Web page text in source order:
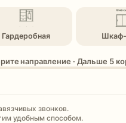
Гардеробная Шкаф-
направление · Дальше 5
звонков.
удобным способом.